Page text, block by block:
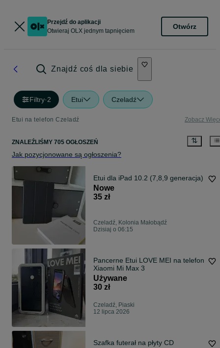
Przejdź do aplikacji
Otwieraj OLX jednym tapnięciem
Otwórz
Znajdź coś dla siebie
Filtry·2 Etui Czeladź
Etui na telefon Czeladź Zobacz
ZNALEŹLIŚMY 705 OGŁOSZEŃ
Jak pozycjonowane są ogłoszenia?
Etui dla iPad 10.2 (7,8,9 generacja)
Nowe
35 zł
Czeladź, Kolonia Małobądź
Dzisiaj o 06:15
Pancerne Etui LOVE MEI na telefon
Xiaomi Mi Max 3
Używane
30 zł
Czeladź, Piaski
12 lipca 2026
Szafka futerał na płyty CD